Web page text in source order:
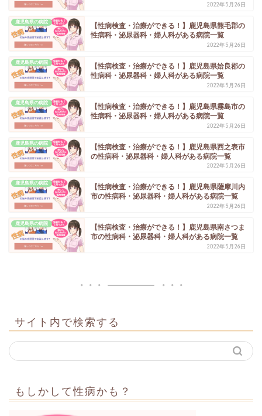
2022年5月26日
鹿児島県の病院
【性病検査・治療ができる！】鹿児島県熊毛郡の
性病科・泌尿器科・婦人科がある病院一覧
2022年5月26日
鹿児島県の病院
【性病検査・治療ができる！】鹿児島県姶良郡の
性病科・泌尿器科・婦人科がある病院一覧
2022年5月26日
鹿児島県の病院
【性病検査・治療ができる！】鹿児島県霧島市の
性病科・泌尿器科・婦人科がある病院一覧
2022年5月26日
鹿児島県の病院
【性病検査・治療ができる！】鹿児島県西之表市
の性病科・泌尿器科・婦人科がある病院一覧
2022年5月26日
鹿児島県の病院
【性病検査・治療ができる！】鹿児島県薩摩川内
市の性病科・泌尿器科・婦人科がある病院一覧
2022年5月26日
鹿児島県の病院
【性病検査・治療ができる！】鹿児島県南さつま
市の性病科・泌尿器科・婦人科がある病院一覧
2022年5月26日
サイト内で検索する
もしかして性病かも？